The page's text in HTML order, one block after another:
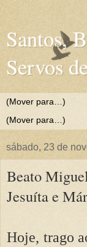
Santos,
Servos
sábado, 23 de
Beato
Jesuíta e
Hoje, trago